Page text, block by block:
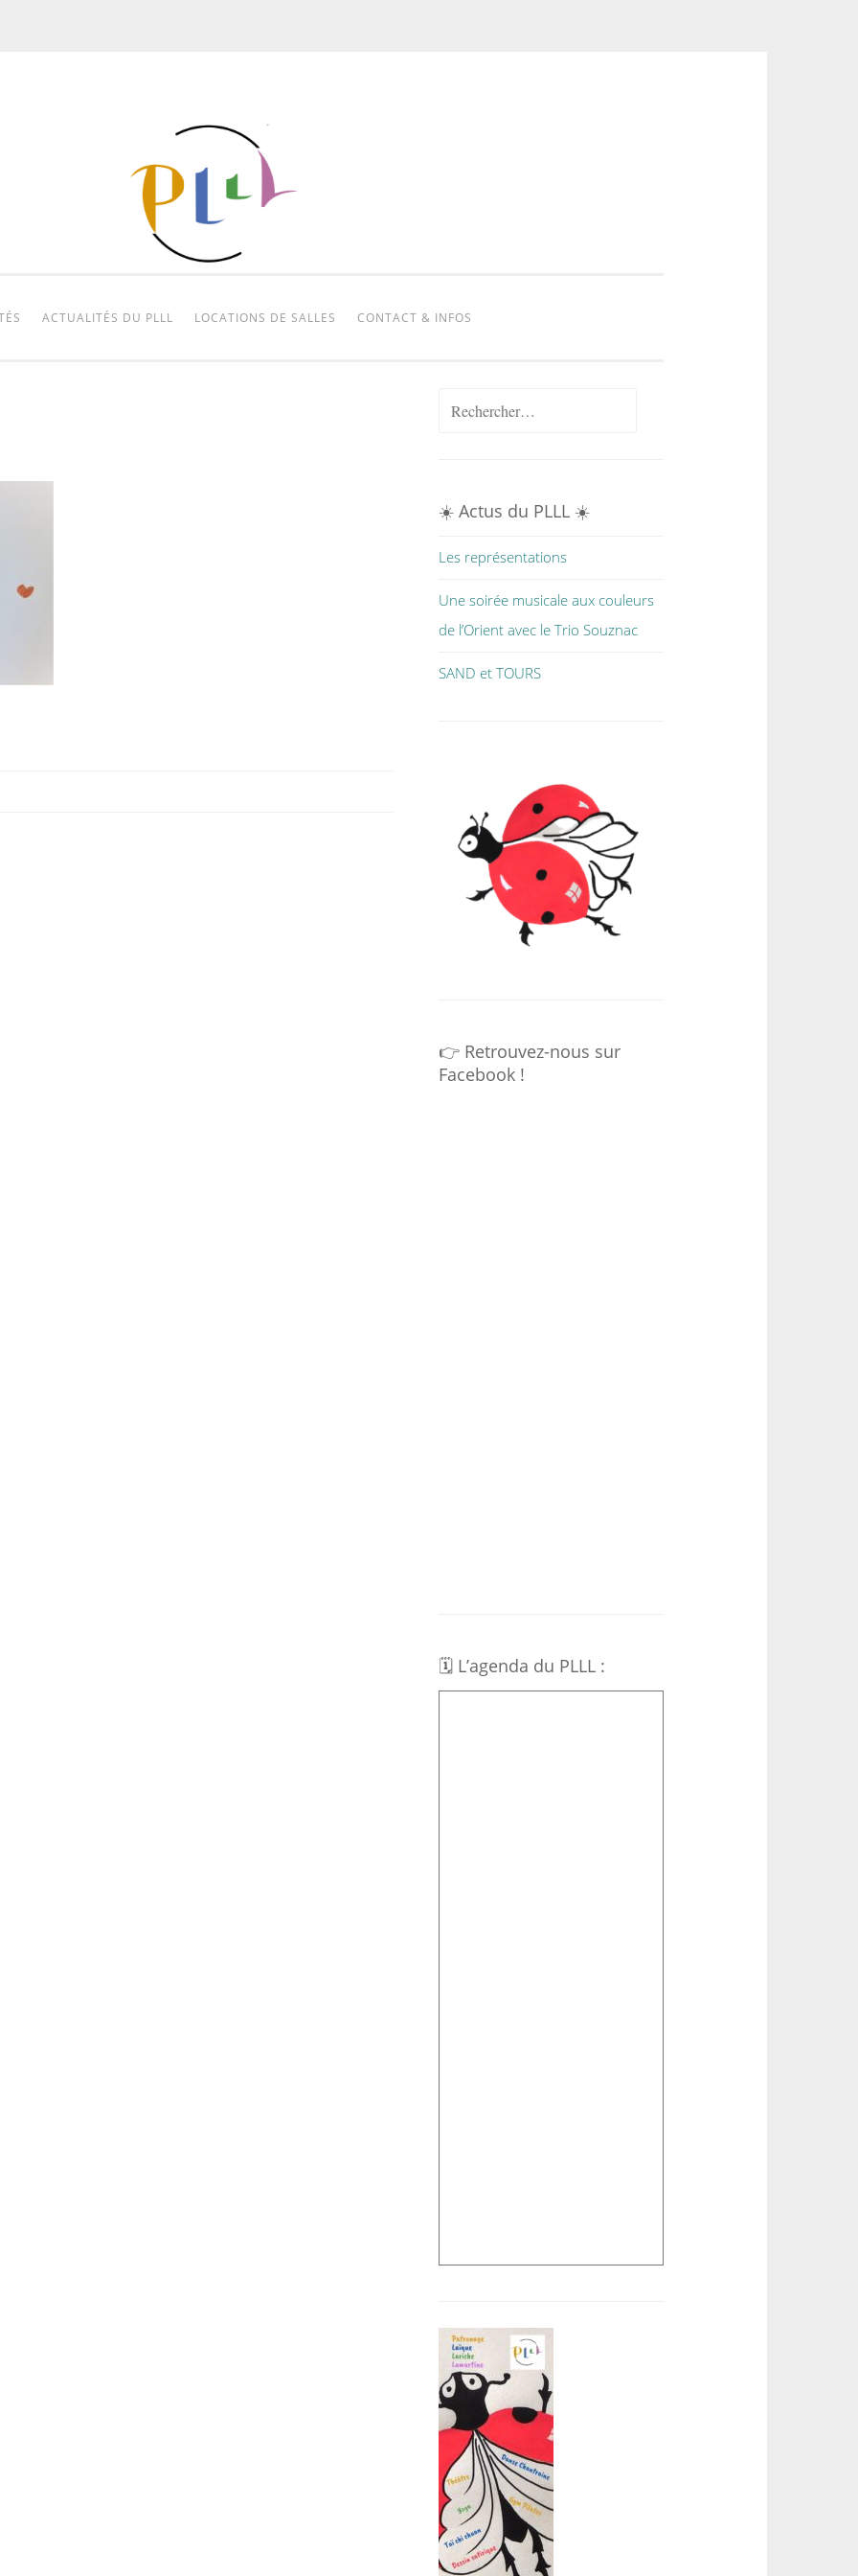
ACTUALITÉS DU PLLL LOCATIONS DE SALLES CONTACT & INFOS
Rechercher :
☀️ Actus du PLLL ☀️
Les représentations
Une soirée musicale aux couleurs
de l’Orient avec le Trio Souznac
SAND et TOURS
👉 Retrouvez-nous sur
Facebook !
🗓 L’agenda du PLLL :